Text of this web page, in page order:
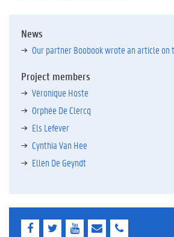
News
Our partner Boobook wrote an article on
Project members
Véronique Hoste
Orphée De Clercq
Els Lefever
Cynthia Van Hee
Ellen De Geyndt